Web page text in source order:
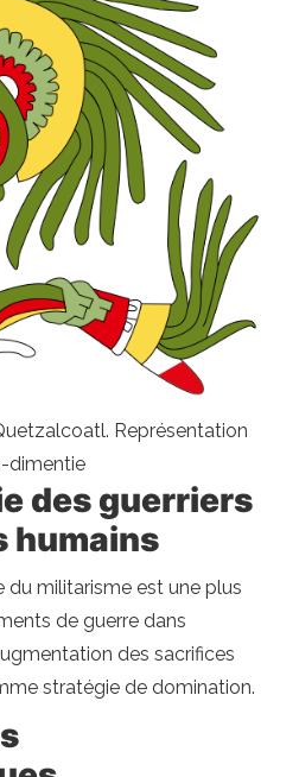
Représentation
dimentie
des guerriers
humains
du militarisme est une plus
de guerre dans
des sacrifices
stratégie de domination.